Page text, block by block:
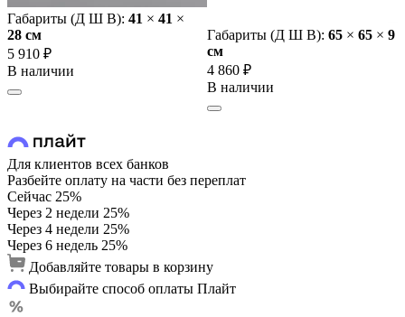
Габариты (Д Ш В): 41 × 41 ×
28 cм
5 910 ₽
В наличии
Габариты (Д Ш В): 65 × 65 × 9
cм
4 860 ₽
В наличии
Для клиентов всех банков
Разбейте оплату на части без переплат
Сейчас 25%
Через 2 недели 25%
Через 4 недели 25%
Через 6 недель 25%
Добавляйте товары в корзину
Выбирайте способ оплаты Плайт